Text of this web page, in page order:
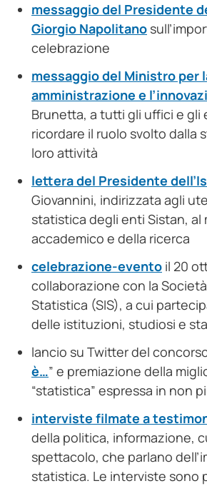
messaggio del Presidente
Giorgio Napolitano
celebrazione
messaggio del Ministro per
amministrazione e
Brunetta, a tutti gli uffici e gli
ricordare il ruolo svolto dalla
loro attività
lettera del Presidente
Giovannini, indirizzata agli
statistica degli enti Sistan, al
accademico e della ricerca
celebrazione-evento il 20
collaborazione con la
Statistica (SIS), a cui
delle istituzioni, studiosi e
lancio su Twitter del
è…” e premiazione della
“statistica” espressa in non
interviste filmate a
della politica, informazione,
spettacolo, che parlano
statistica. Le interviste sono